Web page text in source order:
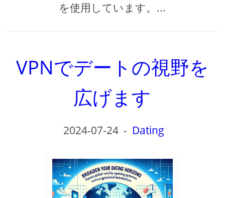
を使用しています。...
VPNでデートの視野を
広げます
2024-07-24- Dating